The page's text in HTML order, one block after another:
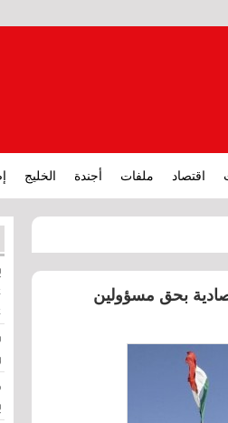
اقتصاد ملفات أجندة الخليج
بحق مسؤولين